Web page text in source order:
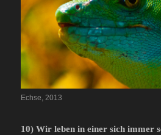
Echse, 2013
10) Wir leben in einer sich immer